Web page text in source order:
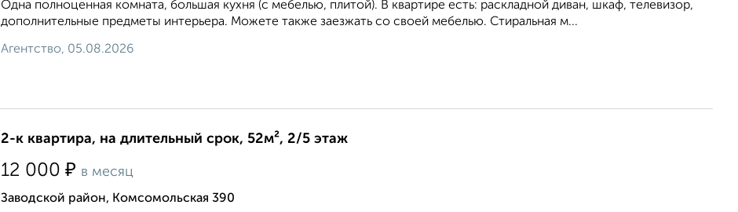
Одна полноценная комната, большая кухня (с мебелью, плитой). В квартире есть: раскладной диван, шкаф, телевизор,
дополнительные предметы интерьера. Можете также заезжать со своей мебелью. Стиральная м...
Агентство, 05.08.2026
2-к квартира, на длительный срок, 52м², 2/5 этаж
12 000 ₽ в месяц
Заводской район, Комсомольская 390